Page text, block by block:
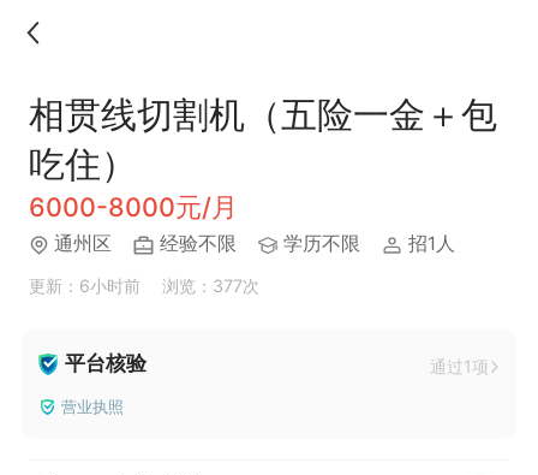
相贯线切割机（五险一金＋包
吃住）
6000-8000元/月
通州区 经验不限 学历不限 招1人
更新：6小时前 浏览：377次
平台核验 通过1项
营业执照